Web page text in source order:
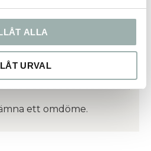
ALLA
URVAL
ett omdöme.